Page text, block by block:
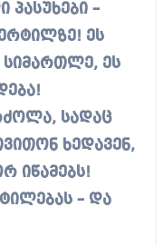
–
ეს
სიმართლე, ეს
სადაც
ხედავენ,
იწამებს!
– და